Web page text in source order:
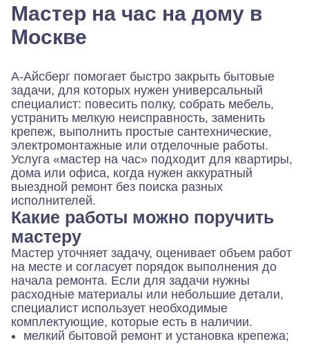
Мастер на час на дому в
Москве
А-Айсберг помогает быстро закрыть бытовые
задачи, для которых нужен универсальный
специалист: повесить полку, собрать мебель,
устранить мелкую неисправность, заменить
крепеж, выполнить простые сантехнические,
электромонтажные или отделочные работы.
Услуга «мастер на час» подходит для квартиры,
дома или офиса, когда нужен аккуратный
выездной ремонт без поиска разных
исполнителей.
Какие работы можно поручить
мастеру
Мастер уточняет задачу, оценивает объем работ
на месте и согласует порядок выполнения до
начала ремонта. Если для задачи нужны
расходные материалы или небольшие детали,
специалист использует необходимые
комплектующие, которые есть в наличии.
мелкий бытовой ремонт и установка крепежа;